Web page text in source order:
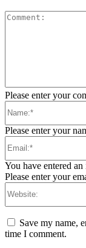
Please enter your
Please enter your
You have entered
Please enter your
Save my name,
time I comment.